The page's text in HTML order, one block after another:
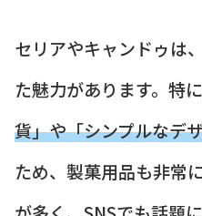
セリアやキャンドゥは
た魅力があります。特に
貨」や「シンプルなデ
ため、製菓用品も非常